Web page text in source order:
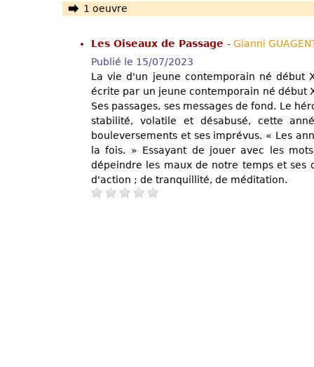
1 oeuvre
Les Oiseaux de Passage - Gianni
Publié le 15/07/2023
La vie d'un jeune contemporain né début
écrite par un jeune contemporain né début
Ses passages, ses messages de fond. Le
stabilité, volatile et désabusé, cette
bouleversements et ses imprévus. « Les
la fois. » Essayant de jouer avec les
dépeindre les maux de notre temps et ses
d'action ; de tranquillité, de méditation.